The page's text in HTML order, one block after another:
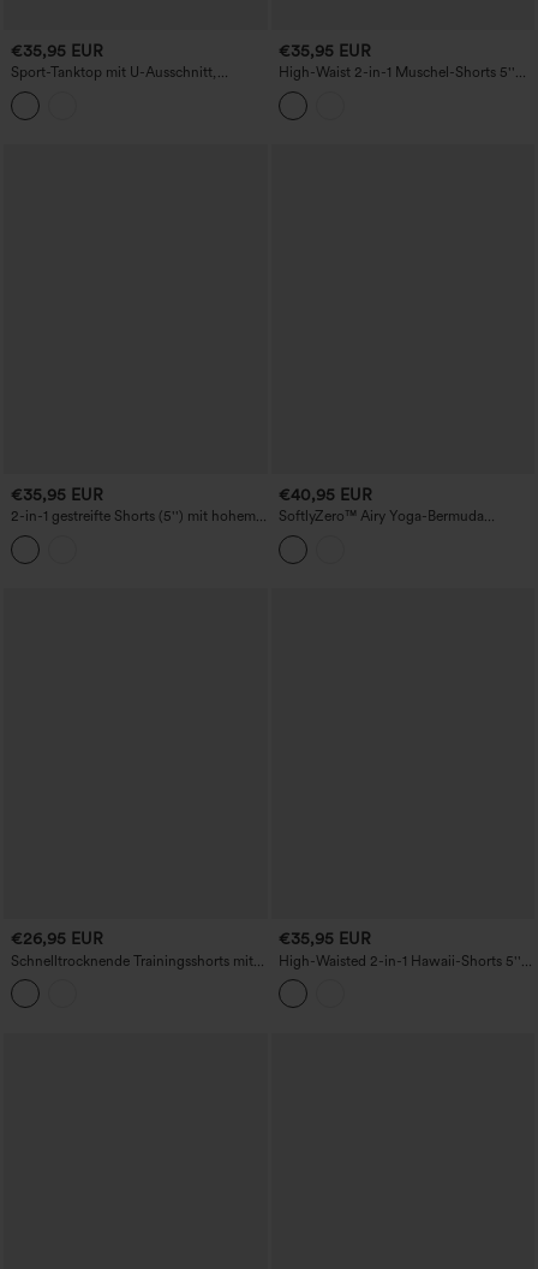
€35,95 EUR
Sport-Tanktop mit U-Ausschnitt,
integriertem BH und Racerback
€35,95 EUR
High-Waist 2-in-1 Muschel-Shorts 5''
mit Taschen
€35,95 EUR
2-in-1 gestreifte Shorts (5'') mit hohem
Bund und Taschen
€40,95 EUR
SoftlyZero™ Airy Yoga-Bermuda
Umstandsshorts, extra hoher Bund,
kühlender Tragekomfort, mit Taschen
€26,95 EUR
Schnelltrocknende Trainingsshorts mit
hoher Taille und Kordelzug, 3'' mit
Taschen
€35,95 EUR
High-Waisted 2-in-1 Hawaii-Shorts 5''
mit Taschen